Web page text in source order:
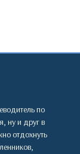
по
ну и друг в
отдохнуть